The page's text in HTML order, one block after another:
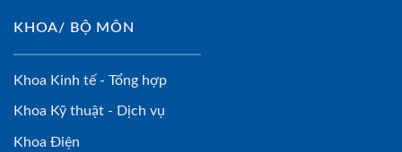
KHOA/ BỘ MÔN
Khoa Kinh tế - Tổng hợp
Khoa Kỹ thuật - Dịch vụ
Khoa Điện